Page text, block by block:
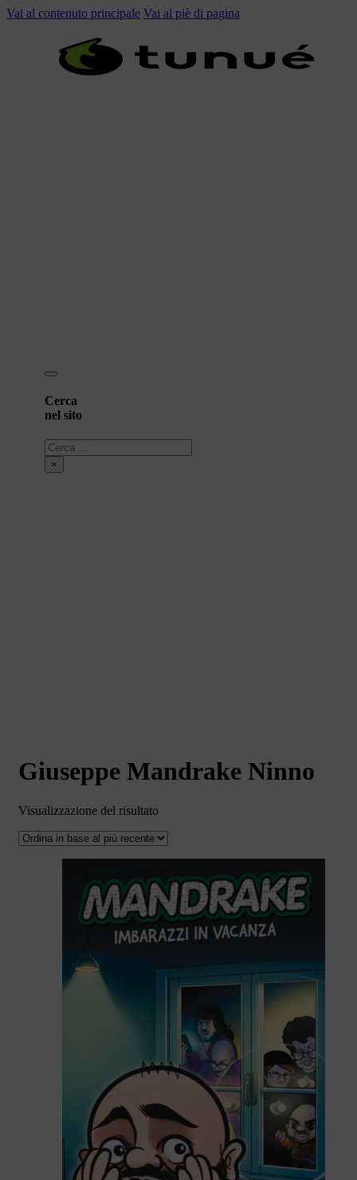
Vai al contenuto principale Vai al piè di pagina
Cerca
nel sito
Cerca
×
Giuseppe Mandrake Ninno
Visualizzazione del risultato